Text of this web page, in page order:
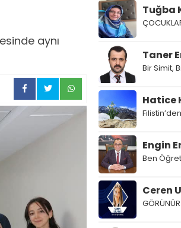
aynı
Tuğba
Taner
Bir Simit,
Hatice
Engin
Ben
Ceren